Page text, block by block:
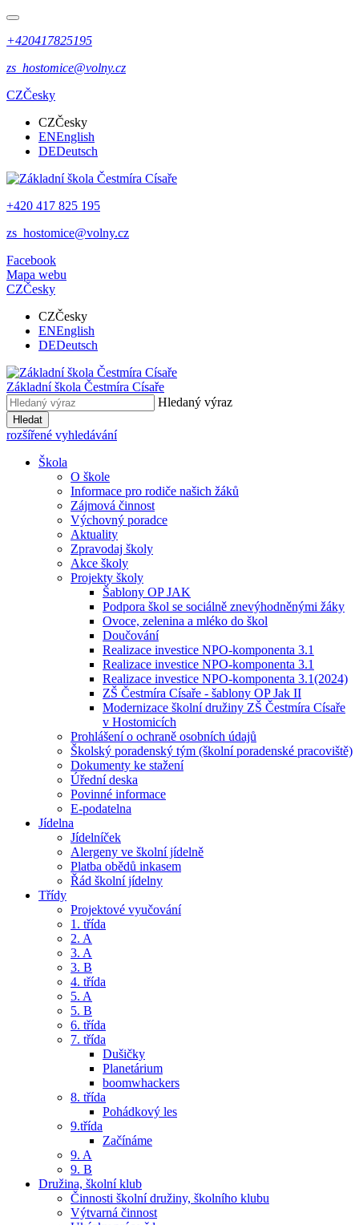
+420417825195
zs_hostomice@volny.cz
CZČesky
CZČesky
ENEnglish
DEDeutsch
+420 417 825 195
zs_hostomice@volny.cz
Facebook
Mapa webu
CZČesky
CZČesky
ENEnglish
DEDeutsch
Základní škola Čestmíra Císaře
Hledaný výraz
Hledat
rozšířené vyhledávání
Škola
O škole
Informace pro rodiče našich žáků
Zájmová činnost
Výchovný poradce
Aktuality
Zpravodaj školy
Akce školy
Projekty školy
Šablony OP JAK
Podpora škol se sociálně znevýhodněnými žáky
Ovoce, zelenina a mléko do škol
Doučování
Realizace investice NPO-komponenta 3.1
Realizace investice NPO-komponenta 3.1
Realizace investice NPO-komponenta 3.1(2024)
ZŠ Čestmíra Císaře - šablony OP Jak II
Modernizace školní družiny ZŠ Čestmíra Císaře
v Hostomicích
Prohlášení o ochraně osobních údajů
Školský poradenský tým (školní poradenské pracoviště)
Dokumenty ke stažení
Úřední deska
Povinné informace
E-podatelna
Jídelna
Jídelníček
Alergeny ve školní jídelně
Platba obědů inkasem
Řád školní jídelny
Třídy
Projektové vyučování
1. třída
2. A
3. A
3. B
4. třída
5. A
5. B
6. třída
7. třída
Dušičky
Planetárium
boomwhackers
8. třída
Pohádkový les
9.třída
Začínáme
9. A
9. B
Družina, školní klub
Činnosti školní družiny, školního klubu
Výtvarná činnost